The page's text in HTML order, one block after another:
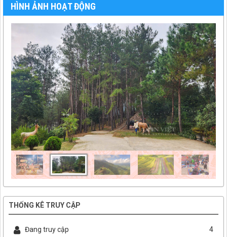
HÌNH ẢNH HOẠT ĐỘNG
THỐNG KÊ TRUY CẬP
Đang truy cập
4